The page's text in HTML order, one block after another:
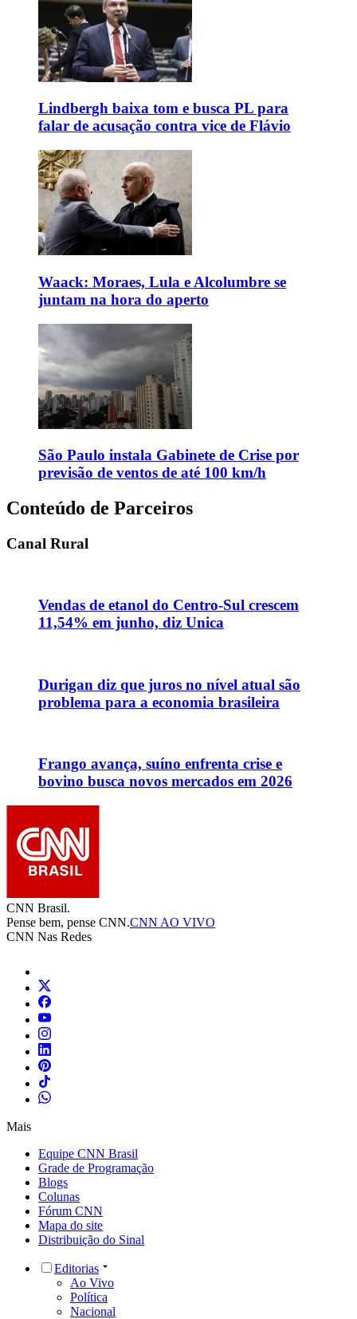
Lindbergh baixa tom e busca PL para
falar de acusação contra vice de Flávio
Waack: Moraes, Lula e Alcolumbre se
juntam na hora do aperto
São Paulo instala Gabinete de Crise por
previsão de ventos de até 100 km/h
Conteúdo de Parceiros
Canal Rural
Vendas de etanol do Centro-Sul crescem
11,54% em junho, diz Unica
Durigan diz que juros no nível atual são
problema para a economia brasileira
Frango avança, suíno enfrenta crise e
bovino busca novos mercados em 2026
CNN Brasil.
Pense bem, pense CNN.CNN AO VIVO
CNN Nas Redes
Mais
Equipe CNN Brasil
Grade de Programação
Blogs
Colunas
Fórum CNN
Mapa do site
Distribuição do Sinal
Editorias
Ao Vivo
Política
Nacional